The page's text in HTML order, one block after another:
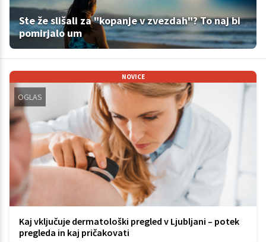
Ste že slišali za "kopanje v zvezdah"? To naj bi
pomirjalo um
NOVICE
OGLAS
Kaj vključuje dermatološki pregled v Ljubljani – potek
pregleda in kaj pričakovati